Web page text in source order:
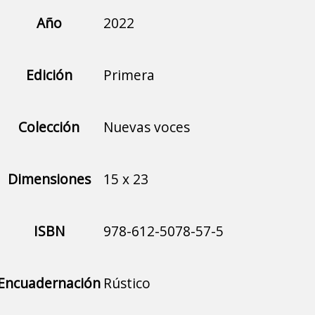
Año 2022
Edición Primera
Colección Nuevas voces
Dimensiones 15 x 23
ISBN 978-612-5078-57-5
Rústico